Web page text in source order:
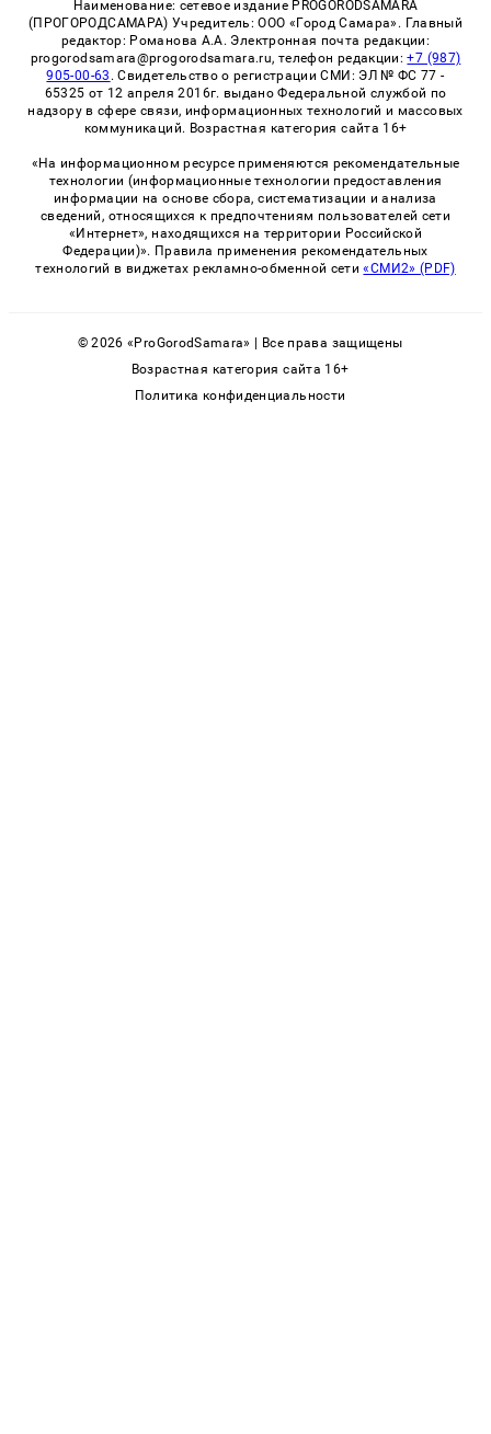
Наименование: сетевое издание PROGORODSAMARA
(ПРОГОРОДСАМАРА) Учредитель: ООО «Город Самара». Главный
редактор: Романова А.А. Электронная почта редакции:
progorodsamara@progorodsamara.ru, телефон редакции:+7 (987)
905-00-63 . Свидетельство о регистрации СМИ: ЭЛ № ФС 77 -
65325 от 12 апреля 2016г. выдано Федеральной службой по
надзору в сфере связи, информационных технологий и массовых
коммуникаций. Возрастная категория сайта 16+
«На информационном ресурсе применяются рекомендательные
технологии (информационные технологии предоставления
информации на основе сбора, систематизации и анализа
сведений, относящихся к предпочтениям пользователей сети
«Интернет», находящихся на территории Российской
Федерации)». Правила применения рекомендательных
технологий в виджетах рекламно-обменной сети«СМИ2» (PDF)
© 2026 «ProGorodSamara» | Все права защищены
Возрастная категория сайта 16+
Политика конфиденциальности